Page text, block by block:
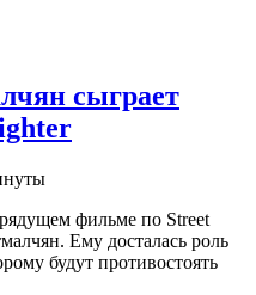
сыграет
фильме по Street
Ему досталась роль
будут противостоять